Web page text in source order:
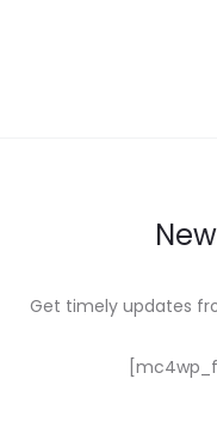
Get timely updates